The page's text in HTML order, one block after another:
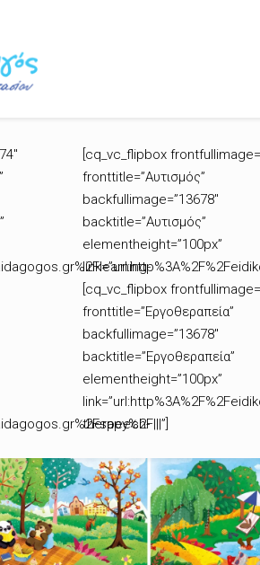
[cq_vc_flipbox
fronttitle=”Αυτισμός”
backfullimage=”13678″
backtitle=”Αυτισμός”
elementheight=”100px”
[cq_vc_flipbox
fronttitle=”Εργοθεραπεία”
backfullimage=”13678″
backtitle=”Εργοθεραπεία”
elementheight=”100px”
therapy%2F|||”]